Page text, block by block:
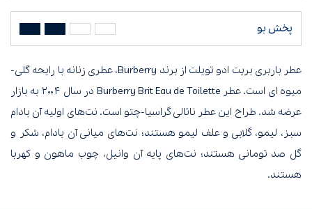
پخش بو
عطر باربری بریت ادو تویلت از برند Burberry، عطری زنانه با رایحه گلی-
میوه ای است. عطر Burberry Brit Eau de Toilette در سال ۲۰۰۴ به بازار
عرضه شد. طراح این عطر ناتالی گراسیا-چتو است. نت‌های اولیه آن بادام
سبز، لیمو، گلابی و علف لیمو هستند؛ نت‌های میانی آن بادام، شکر و
گل صد تومانی هستند؛ نت‌های پایه آن وانیل، چوب ماهون و کهربا
هستند.